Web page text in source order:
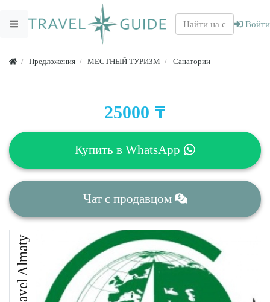
Войти
Предложения МЕСТНЫЙ ТУРИЗМ Санатории
25000 ₸
Купить в WhatsApp
Чат с продавцом